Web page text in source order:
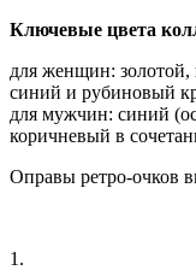
Ключевые цвета
для женщин:
синий и рубиновый
для мужчин: синий
коричневый в
Оправы ретро-очков
1.